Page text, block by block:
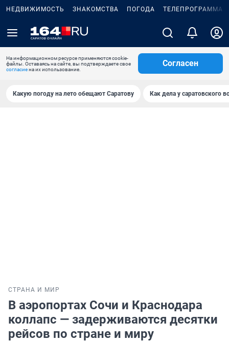
НЕДВИЖИМОСТЬ ЗНАКОМСТВА ПОГОДА ТЕЛЕПРОГРАММА
На информационном ресурсе применяются cookie-
файлы. Оставаясь на сайте, вы подтверждаете свое
согласиена их использование.
Согласен
Какую погоду на лето обещают Саратову Как дела у саратовского
СТРАНА И МИР
В аэропортах Сочи и Краснодара
коллапс — задерживаются десятки
рейсов по стране и миру